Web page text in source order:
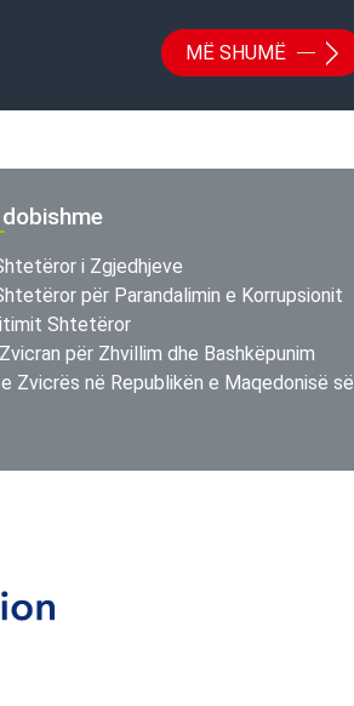
MË SHUMË
i Zgjedhjeve
për Parandalimin e Korrupsionit
Shtetëror
për Zhvillim dhe Bashkëpunim
Zvicrës në Republikën e Maqedonisë së